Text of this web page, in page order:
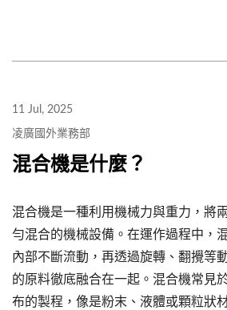
11 Jul, 2025
凌廣國外業務部
混合機是什麼？
混合機是一種利用機械力與重力，將
勻混合的機械設備。在運作過程中，
內部不斷流動，再透過旋轉、翻攪等
的原料徹底融合在一起。混合機常見
布的製程，像是粉末、液體或顆粒狀